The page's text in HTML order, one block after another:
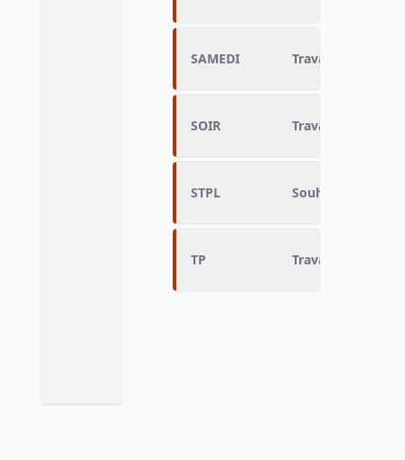
SAMEDI Travail du samedi
SOIR Travail le soir
STPL Souhait de
TP Travail à temps